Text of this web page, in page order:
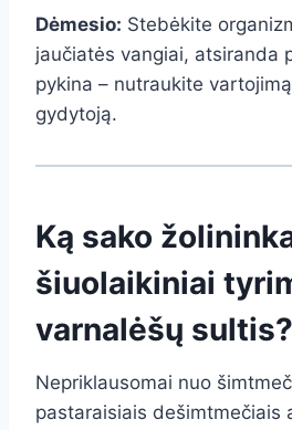
Dėmesio: Stebėkite
jaučiatės vangiai, atsiranda
pykina – nutraukite
gydytoją.
Ką sako
šiuolaikiniai
varnalėšų sultis?
Nepriklausomai nuo
pastaraisiais dešimtmečiais